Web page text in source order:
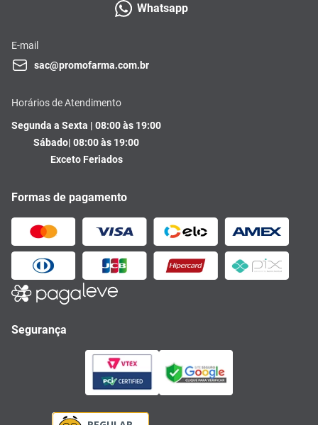
Whatsapp
E-mail
sac@promofarma.com.br
Horários de Atendimento
Segunda a Sexta | 08:00 às 19:00
Sábado| 08:00 às 19:00
Exceto Feriados
Formas de pagamento
Segurança